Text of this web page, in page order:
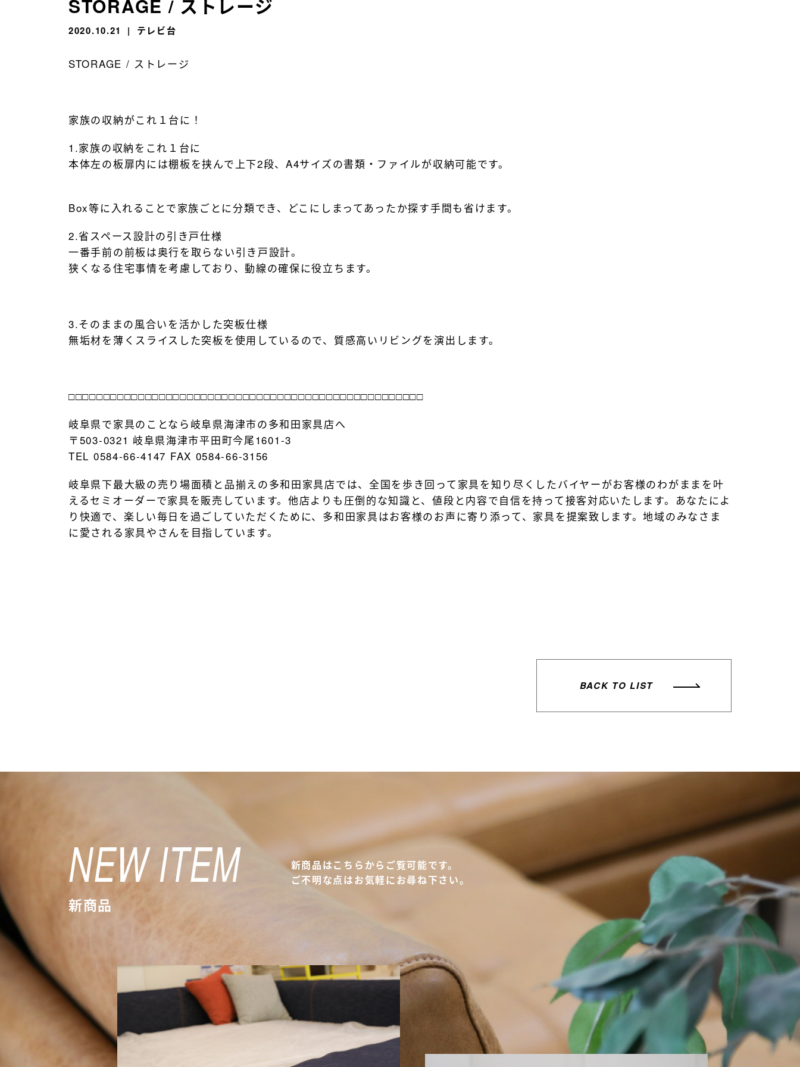
STORAGE / ストレージ
2020.10.21 テレビ台
STORAGE / ストレージ
家族の収納がこれ１台に！
1.家族の収納をこれ１台に
本体左の板扉内には棚板を挟んで上下2段、A4サイズの書類・ファイルが収納可能です。
Box等に入れることで家族ごとに分類でき、どこにしまってあったか探す手間も省けます。
2.省スペース設計の引き戸仕様
一番手前の前板は奥行を取らない引き戸設計。
狭くなる住宅事情を考慮しており、動線の確保に役立ちます。
3.そのままの風合いを活かした突板仕様
無垢材を薄くスライスした突板を使用しているので、質感高いリビングを演出します。
□□□□□□□□□□□□□□□□□□□□□□□□□□□□□□□□□□□□□□□□□□□□□□□□□□□
岐阜県で家具のことなら岐阜県海津市の多和田家具店へ
〒503-0321 岐阜県海津市平田町今尾1601-3
TEL 0584-66-4147 FAX 0584-66-3156
岐阜県下最大級の売り場面積と品揃えの多和田家具店では、全国を歩き回って家具を知り尽くしたバイヤーがお客様のわがままを叶
えるセミオーダーで家具を販売しています。他店よりも圧倒的な知識と、値段と内容で自信を持って接客対応いたします。あなたによ
り快適で、楽しい毎日を過ごしていただくために、多和田家具はお客様のお声に寄り添って、家具を提案致します。地域のみなさま
に愛される家具やさんを目指しています。
BACK TO LIST
NEW ITEM
新商品
新商品はこちらからご覧可能です。
ご不明な点はお気軽にお尋ね下さい。